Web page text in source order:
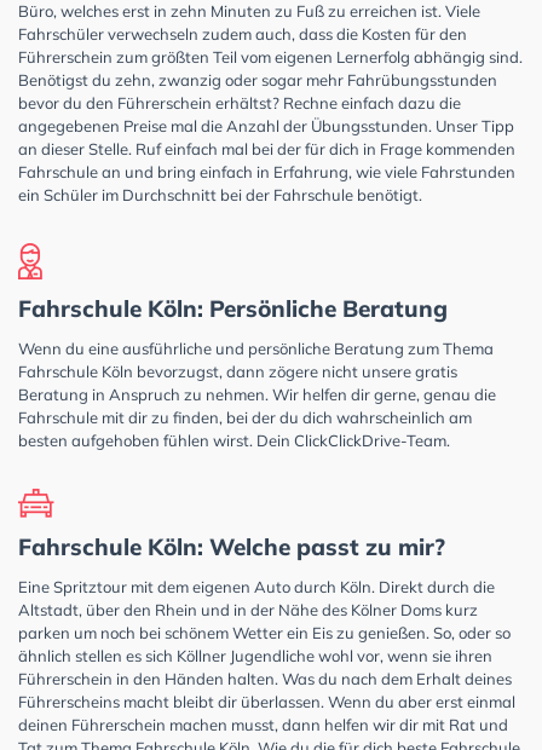
Büro, welches erst in zehn Minuten zu Fuß zu erreichen ist. Viele
Fahrschüler verwechseln zudem auch, dass die Kosten für den
Führerschein zum größten Teil vom eigenen Lernerfolg abhängig sind.
Benötigst du zehn, zwanzig oder sogar mehr Fahrübungsstunden
bevor du den Führerschein erhältst? Rechne einfach dazu die
angegebenen Preise mal die Anzahl der Übungsstunden. Unser Tipp
an dieser Stelle. Ruf einfach mal bei der für dich in Frage kommenden
Fahrschule an und bring einfach in Erfahrung, wie viele Fahrstunden
ein Schüler im Durchschnitt bei der Fahrschule benötigt.
Fahrschule Köln: Persönliche Beratung
Wenn du eine ausführliche und persönliche Beratung zum Thema
Fahrschule Köln bevorzugst, dann zögere nicht unsere gratis
Beratung in Anspruch zu nehmen. Wir helfen dir gerne, genau die
Fahrschule mit dir zu finden, bei der du dich wahrscheinlich am
besten aufgehoben fühlen wirst. Dein ClickClickDrive-Team.
Fahrschule Köln: Welche passt zu mir?
Eine Spritztour mit dem eigenen Auto durch Köln. Direkt durch die
Altstadt, über den Rhein und in der Nähe des Kölner Doms kurz
parken um noch bei schönem Wetter ein Eis zu genießen. So, oder so
ähnlich stellen es sich Köllner Jugendliche wohl vor, wenn sie ihren
Führerschein in den Händen halten. Was du nach dem Erhalt deines
Führerscheins macht bleibt dir überlassen. Wenn du aber erst einmal
deinen Führerschein machen musst, dann helfen wir dir mit Rat und